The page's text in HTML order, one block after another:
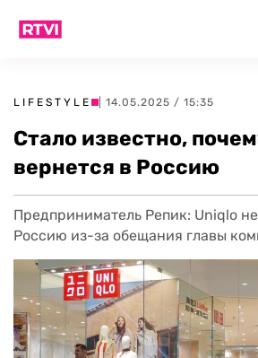
LIFESTYLE | 14.05.2025 / 15:35
Стало известно,
вернется в Россию
Предприниматель Репик: Uniqlo
Россию из-за обещания главы